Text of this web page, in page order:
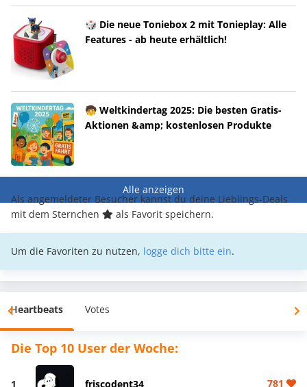
🎲 Die neue Toniebox 2 mit Tonieplay: Alle
Features - ab heute erhältlich!
🧒 Weltkindertag 2025: Die besten Gratis-
Aktionen &amp; kostenlosen Produkte
Alle anzeigen
Als angemeldeter Besucher kannst du deine Lieblings-Deals
mit dem Sternchen
als Favorit speichern.
Um die Favoriten zu nutzen, logge dich bitte ein.
Heartbeats Votes
Die Top 10 User der Woche:
1 friscodent34 781